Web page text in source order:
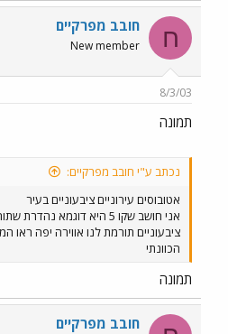
ח חובב מפרקיים
New member
8/3/03
תמונה
נכתב ע"י חובב מפרקיים:
אטובוסים עירוניים ציבעוניים בעיר
אני חושב שקו 5 היא דוגמא
ציבעוניים תורמת לנו אווירה יפה ראו
הכוונתי
תמונה
חובב מפרקיים